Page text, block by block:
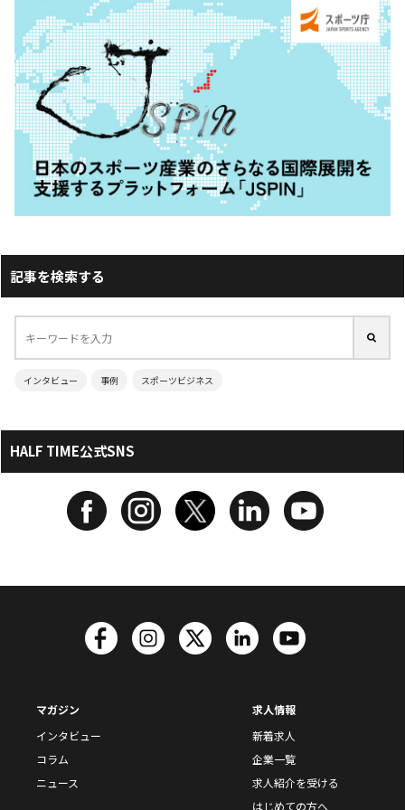
記事を検索する
インタビュー 事例 スポーツビジネス
HALF TIME公式SNS
マガジン
インタビュー
コラム
ニュース
求人情報
新着求人
企業一覧
求人紹介を受ける
はじめての方へ